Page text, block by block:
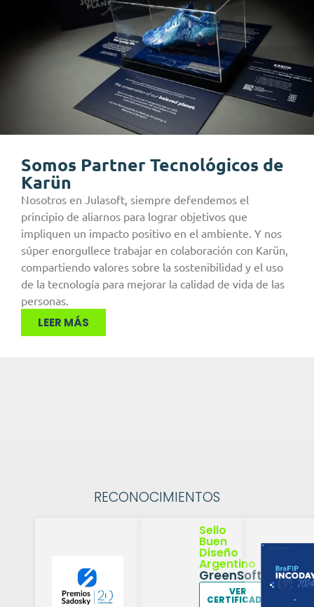
Somos Partner Tecnológicos de
Karün
Nosotros en Julasoft, siempre defendemos el
principio de aliarnos para lograr objetivos que
impliquen un impacto positivo en el ambiente. Y nos
súper enorgullece trabajar en colaboración con Karün,
compartiendo valores sobre la sostenibilidad y el uso
de la tecnología para mejorar la calidad de vida de las
personas.
LEER MÁS
RECONOCIMIENTOS
Sello
Buen
Diseño
Argentino
GreenSoftTracker
VER
CERTIFICADO